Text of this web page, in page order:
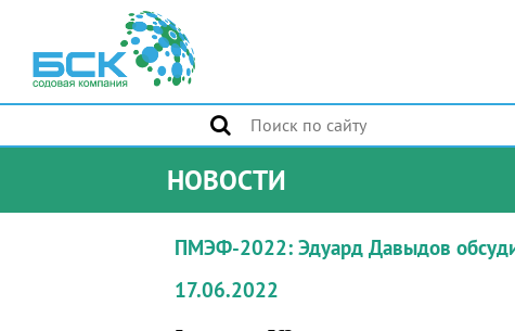
НОВОСТИ
ПМЭФ-2022: Эдуард Давыдов
17.06.2022